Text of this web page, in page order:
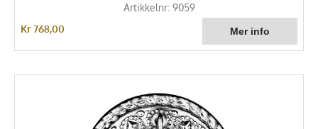
Artikkelnr: 9059
Kr 768,00